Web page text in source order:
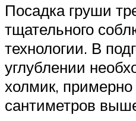
Посадка груши
тщательного
технологии. В
углублении
холмик,
сантиметров